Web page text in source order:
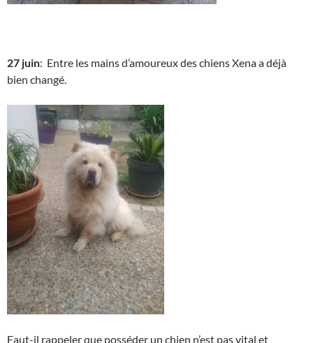
27 juin: Entre les mains d’amoureux des chiens Xena a déjà
bien changé.
Faut-il rappeler que posséder un chien n’est pas vital et